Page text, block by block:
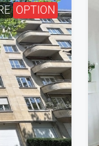
OPTION